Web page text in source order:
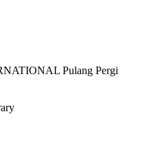
Pulang Pergi